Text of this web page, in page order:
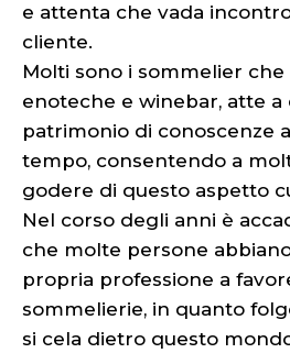
e attenta che vada
cliente.
Molti sono i sommelier
enoteche e winebar, atte
patrimonio di conoscenze
tempo, consentendo a
godere di questo aspetto
Nel corso degli anni è
che molte persone
propria professione a
sommelierie, in quanto
si cela dietro questo